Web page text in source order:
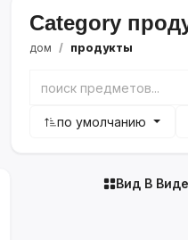
Category
дом продукты
по умолчанию
Вид В